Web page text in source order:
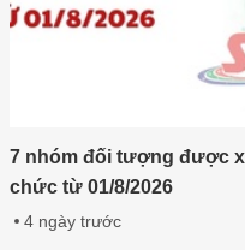
7 nhóm đối tượng được
chức từ 01/8/2026
4 ngày trước